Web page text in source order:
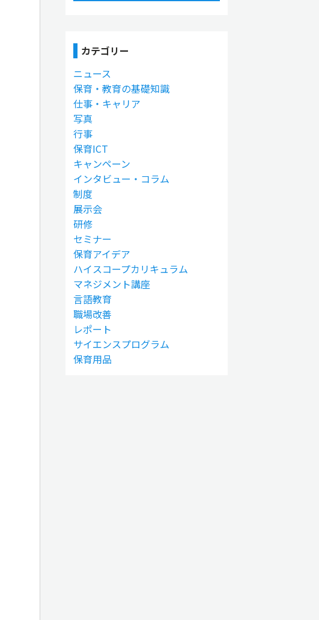
カテゴリー
ニュース
保育・教育の基礎知識
仕事・キャリア
写真
行事
保育ICT
キャンペーン
インタビュー・コラム
制度
展示会
研修
セミナー
保育アイデア
ハイスコープカリキュラム
マネジメント講座
言語教育
職場改善
レポート
サイエンスプログラム
保育用品